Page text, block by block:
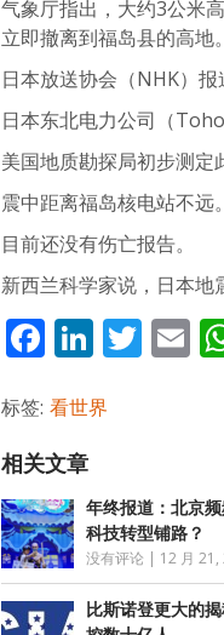
气象厅指出，大约3公米
立即撤离到福岛县的高地。
日本放送协会（NHK）报
日本东北电力公司（
美国地质勘探局初步测定
震中距离福岛核电站不远
目前还没有伤亡报告。
新西兰科学家说，日本地
Facebook
标签: 看世界
年终报道：北京
科技转型铺路？
没有评论 | 12 月 21,
比斯诺登更大的